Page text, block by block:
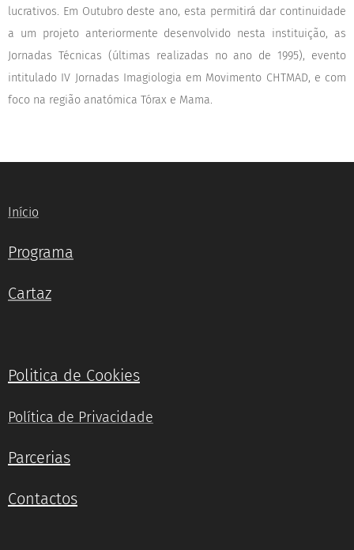
lucrativos. Em Outubro deste ano, esta permitirá dar continuidade
a um projeto anteriormente desenvolvido nesta instituição, as
Jornadas Técnicas (últimas realizadas no ano de 1995), evento
intitulado IV Jornadas Imagiologia em Movimento CHTMAD, e com
foco na região anatómica Tórax e Mama.
Início
Programa
Cartaz
Politica de Cookies
Política de Privacidade
Parcerias
Contactos